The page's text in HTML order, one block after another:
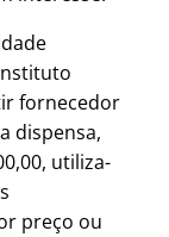
fornecedor
dispensa,
utiliza-
preço ou